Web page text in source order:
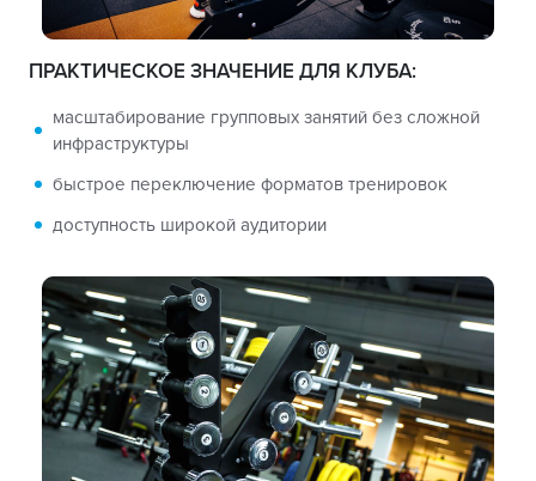
ПРАКТИЧЕСКОЕ ЗНАЧЕНИЕ ДЛЯ КЛУБА:
масштабирование групповых занятий без сложной
инфраструктуры
быстрое переключение форматов тренировок
доступность широкой аудитории